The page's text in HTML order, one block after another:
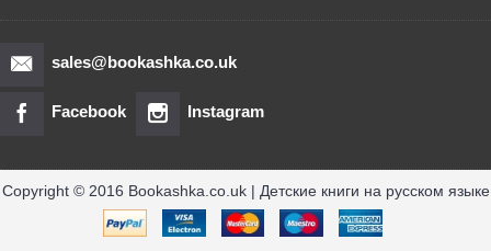
sales@bookashka.co.uk
Facebook Instagram
Copyright © 2016 Bookashka.co.uk | Детские книги на русском языке